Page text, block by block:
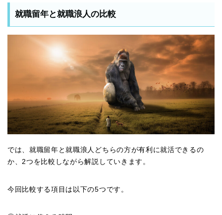
就職留年と就職浪人の比較
では、就職留年と就職浪人どちらの方が有利に就活できるの
か、2つを比較しながら解説していきます。
今回比較する項目は以下の5つです。